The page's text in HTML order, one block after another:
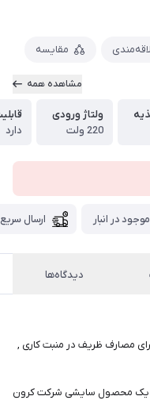
مقایسه
مشاهده همه
ولتاژ ورودی
220 ولت
دارد
موجود در انبار ارسال سریع
دیدگاه‌ها
مصارف ظریف در منبت کاری ,
قالب سازی و … استفاده می شوند . مدل ۳۴۰۲ یک محصول سایشی شرکت کرون